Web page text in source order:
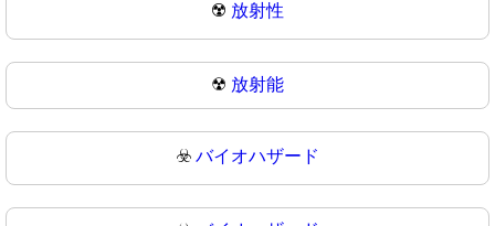
☢️ 放射性
☢ 放射能
☣️ バイオハザード